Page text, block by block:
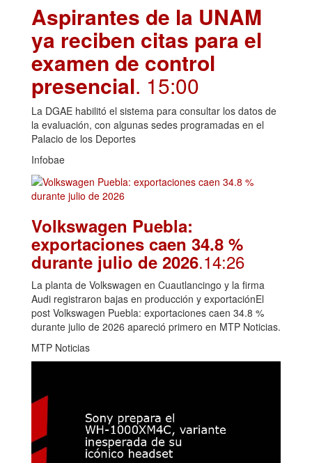
Aspirantes de la UNAM
ya reciben citas para el
examen de control
presencial. 15:00
La DGAE habilitó el sistema para consultar los datos de
la evaluación, con algunas sedes programadas en el
Palacio de los Deportes
Infobae
Volkswagen Puebla:
exportaciones caen 34.8 %
durante julio de 2026.14:26
La planta de Volkswagen en Cuautlancingo y la firma
Audi registraron bajas en producción y exportaciónEl
post Volkswagen Puebla: exportaciones caen 34.8 %
durante julio de 2026 apareció primero en MTP Noticias.
MTP Noticias